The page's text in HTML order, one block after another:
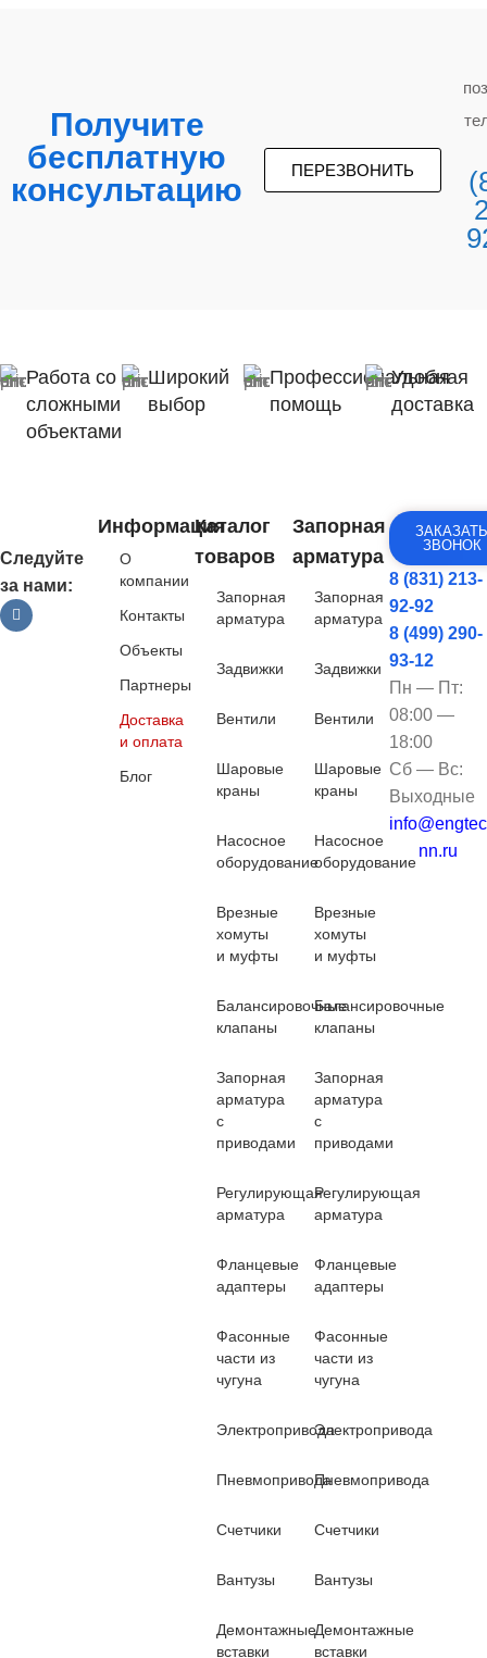
Получите
бесплатную
консультацию
ПЕРЕЗВОНИТЬ
Работа со
сложными
объектами
Широкий
выбор
Профессиональная
помощь
Удобная
доставка
Следуйте
за нами:
Информация
О
компании
Контакты
Объекты
Партнеры
Доставка
и оплата
Блог
Каталог
товаров
Запорная
арматура
Задвижки
Вентили
Шаровые
краны
Насосное
оборудование
Врезные
хомуты
и муфты
Балансировочные
клапаны
Запорная
арматура
с
приводами
Регулирующая
арматура
Фланцевые
адаптеры
Фасонные
части из
чугуна
Электропривода
Пневмопривода
Счетчики
Вантузы
Демонтажные
вставки
Запорная
арматура
Запорная
арматура
Задвижки
Вентили
Шаровые
краны
Насосное
оборудование
Врезные
хомуты
и муфты
Балансировочные
клапаны
Запорная
арматура
с
приводами
Регулирующая
арматура
Фланцевые
адаптеры
Фасонные
части из
чугуна
Электропривода
Пневмопривода
Счетчики
Вантузы
Демонтажные
вставки
ЗВОНОК
8 (831) 213-
92-92
8 (499) 290-
93-12
Пн — Пт:
08:00 —
18:00
Сб — Вс:
Выходные
nn.ru